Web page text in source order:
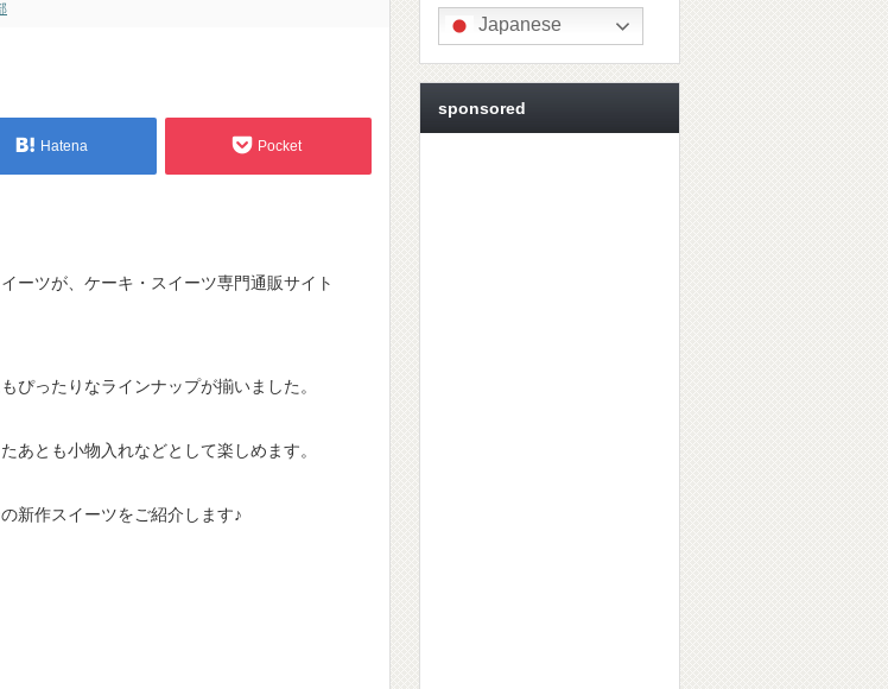
Hatena Pocket
ーツが、ケーキ・スイーツ専門通販サイト
ぴったりなラインナップが揃いました。
あとも小物入れなどとして楽しめます。
新作スイーツをご紹介します♪
Japanese
sponsored